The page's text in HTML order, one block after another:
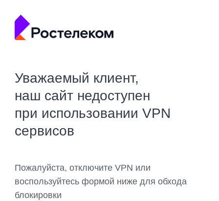
Уважаемый клиент,
наш сайт недоступен
при использовании VPN
сервисов
Пожалуйста, отключите VPN или
воспользуйтесь формой ниже для обхода
блокировки